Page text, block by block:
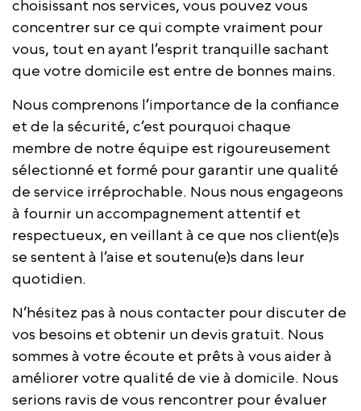
choisissant nos services, vous pouvez vous
concentrer sur ce qui compte vraiment pour
vous, tout en ayant l’esprit tranquille sachant
que votre domicile est entre de bonnes mains.
Nous comprenons l’importance de la confiance
et de la sécurité, c’est pourquoi chaque
membre de notre équipe est rigoureusement
sélectionné et formé pour garantir une qualité
de service irréprochable. Nous nous engageons
à fournir un accompagnement attentif et
respectueux, en veillant à ce que nos client(e)s
se sentent à l’aise et soutenu(e)s dans leur
quotidien.
N’hésitez pas à nous contacter pour discuter de
vos besoins et obtenir un devis gratuit. Nous
sommes à votre écoute et prêts à vous aider à
améliorer votre qualité de vie à domicile. Nous
serions ravis de vous rencontrer pour évaluer